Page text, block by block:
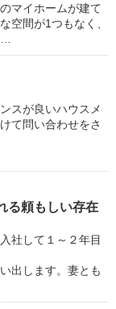
マイホームが建て
空間が1つもなく、
スが良いハウスメ
て問い合わせをさ
る頼もしい存在
社して１～２年目
出します。妻とも